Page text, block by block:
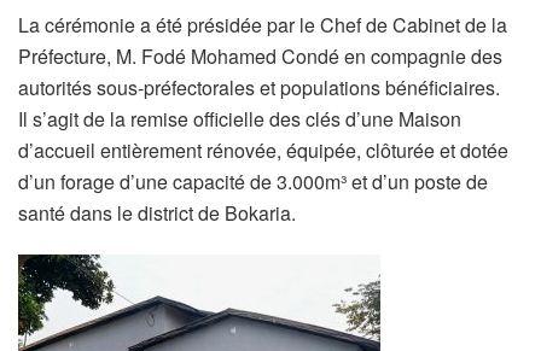
La cérémonie a été présidée par le Chef de Cabinet de la
Préfecture, M. Fodé Mohamed Condé en compagnie des
autorités sous-préfectorales et populations bénéficiaires.
Il s’agit de la remise officielle des clés d’une Maison
d’accueil entièrement rénovée, équipée, clôturée et dotée
d’un forage d’une capacité de 3.000m³ et d’un poste de
santé dans le district de Bokaria.